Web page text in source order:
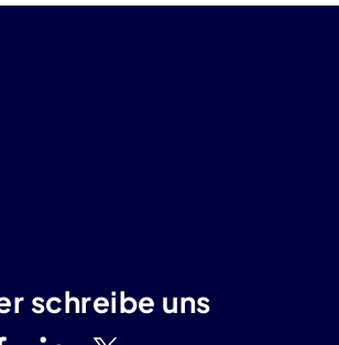
schreibe uns